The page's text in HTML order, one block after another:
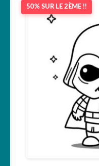
50% SUR LE 2ÈME !!